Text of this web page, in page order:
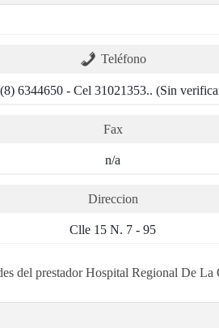
Teléfono
(8) 6344650 - Cel 31021353.. (Sin
Fax
n/a
Direccion
Clle 15 N. 7 - 95
del prestador Hospital Regional De